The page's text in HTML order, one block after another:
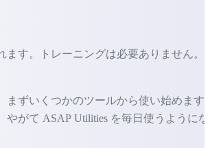
ます。トレーニングは必要ありません。
まずいくつかのツールから使い始めます
やがて ASAP Utilities を毎日使うようにな